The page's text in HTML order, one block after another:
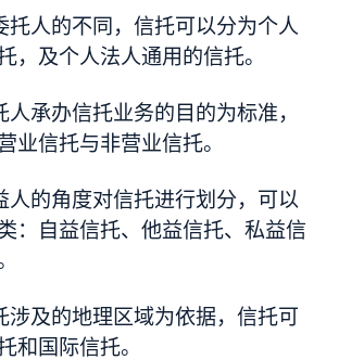
托人的不同，信托可以分为个人
，及个人法人通用的信托。
人承办信托业务的目的为标准，
业信托与非营业信托。
人的角度对信托进行划分，可以
：自益信托、他益信托、私益信
涉及的地理区域为依据，信托可
和国际信托。